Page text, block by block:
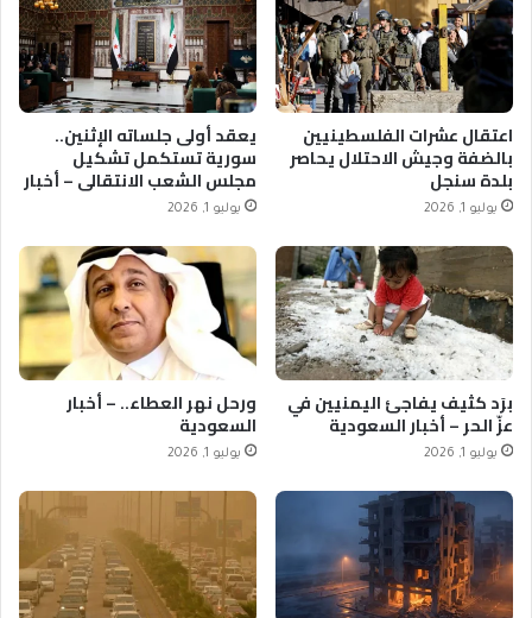
اعتقال عشرات الفلسطينيين
بالضفة وجيش الاحتلال يحاصر
بلدة سنجل
يوليو 1, 2026
يعقد أولى جلساته الإثنين..
سورية تستكمل تشكيل
مجلس الشعب الانتقالي – أخبار
السعودية
يوليو 1, 2026
برَد كثيف يفاجئ اليمنيين في
عزّ الحر – أخبار السعودية
يوليو 1, 2026
ورحل نهر العطاء.. – أخبار
السعودية
يوليو 1, 2026